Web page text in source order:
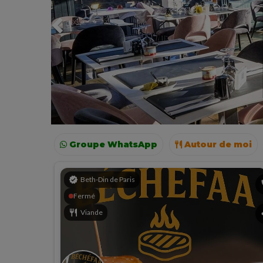
Groupe WhatsApp Autour de moi
Paris Lyon
verified Beth-Din de Paris
Fermé
restaurant Viande